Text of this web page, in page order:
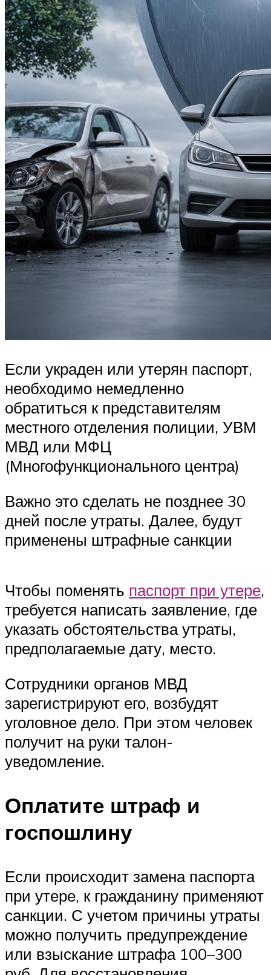
Если украден или утерян паспорт,
необходимо немедленно
обратиться к представителям
местного отделения полиции, УВМ
МВД или МФЦ
(Многофункционального центра)
Важно это сделать не позднее 30
дней после утраты. Далее, будут
применены штрафные санкции
Чтобы поменять паспорт при утере,
требуется написать заявление, где
указать обстоятельства утраты,
предполагаемые дату, место.
Сотрудники органов МВД
зарегистрируют его, возбудят
уголовное дело. При этом человек
получит на руки талон-
уведомление.
Оплатите штраф и
госпошлину
Если происходит замена паспорта
при утере, к гражданину применяют
санкции. С учетом причины утраты
можно получить предупреждение
или взыскание штрафа 100–300